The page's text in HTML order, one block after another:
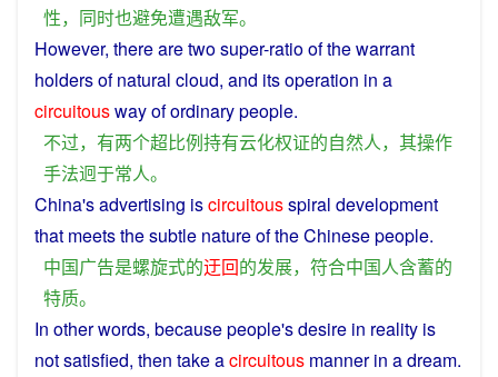
性， 同时也避免遭遇敌军。
However, therearetwosuper-ratioofthewarrant
holdersofnatural cloud, and itsoperation in a
circuitouswayofordinarypeople.
不过， 有两个超比例持有云化权证的自然人， 其操作
手法迥于常人。
China'sadvertising iscircuitousspiral development
that meetsthesubtle natureof theChinesepeople.
中国广告是螺旋式的迂回的发展， 符合中国人含蓄的
特质。
In otherwords, becausepeople'sdesire in reality is
notsatisfied, then takeacircuitous mannerin adream.